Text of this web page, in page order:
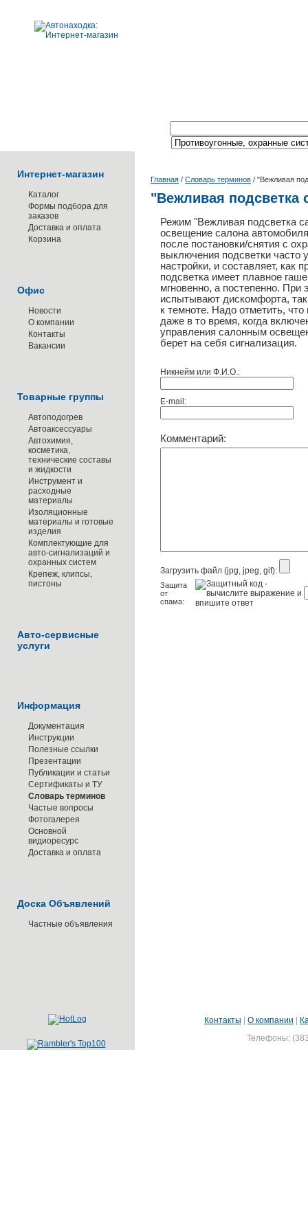
Интернет-магазин
Каталог
Формы подбора для
заказов
Доставка и оплата
Корзина
Офис
Новости
О компании
Контакты
Вакансии
Товарные группы
Автоподогрев
Автоаксессуары
Автохимия,
косметика,
технические составы
и жидкости
Инструмент и
расходные
материалы
Изоляционные
материалы и готовые
изделия
Комплектующие для
авто-сигнализаций и
охранных систем
Крепеж, клипсы,
пистоны
Авто-сервисные
услуги
Информация
Документация
Инструкции
Полезные ссылки
Презентации
Публикации и статьи
Сертификаты и ТУ
Словарь терминов
Частые вопросы
Фотогалерея
Основной
видиоресурс
Доставка и оплата
Доска Объявлений
Частные объявления
Главная / Словарь терминов / "Вежливая
"Вежливая подсветка
Режим "Вежливая подсветка
освещение салона
после постановки/снятия с
выключения подсветки часто
настройки, и составляет, как
подсветка имеет плавное
мгновенно, а постепенно.
испытывают дискомфорта, так
к темноте. Надо отметить,
даже в то время, когда
управления салонным
берет на себя сигнализация.
Никнейм или Ф.И.О.:
E-mail:
Комментарий:
Загрузить файл (jpg, jpeg, gif):
Защита
от
спама:
Контакты О компании
Телефоны: